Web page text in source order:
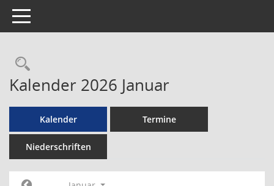
Toggle navigation
Rechercheauswahl
Kalender 2026 Januar
Kalender Termine
Niederschriften